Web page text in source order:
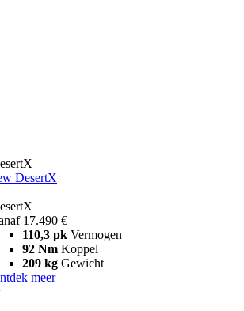
DesertX
17.490 €
110,3 pk Vermogen
92 Nm Koppel
209 kg Gewicht
meer